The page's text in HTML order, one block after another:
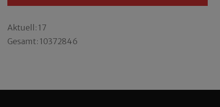
Aktuell: 17
Gesamt: 10372846